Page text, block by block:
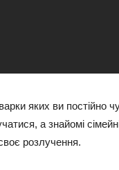
яких ви постійно
а знайомі
розлучення.